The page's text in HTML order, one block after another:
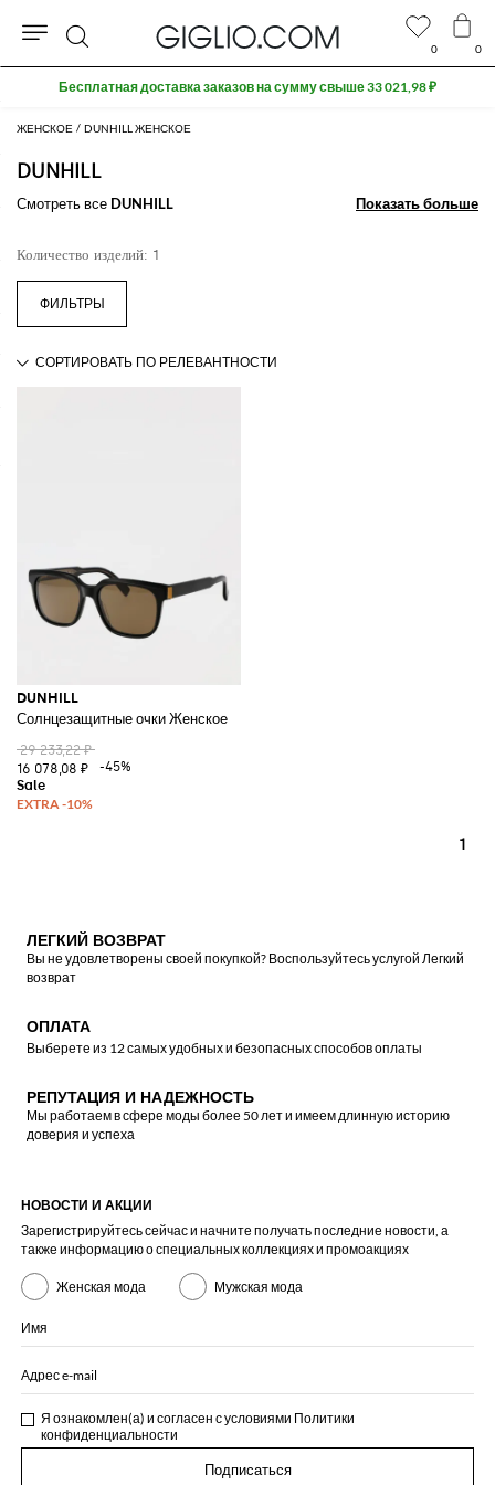
ЖЕНСКОЕ DUNHILL ЖЕНСКОЕ
DUNHILL
Смотреть все DUNHILL Показать больше
Показать больше
Количество изделий: 1
DUNHILL
Солнцезащитные очки Женское
29 233,22 ₽
16 078,08 ₽
-45%
1
0 0
Поиск
Бесплатная доставка заказов на сумму свыше 33 021,98 ₽
ЛЕГКИЙ ВОЗВРАТ
Вы не удовлетворены своей покупкой? Воспользуйтесь услугой Легкий
возврат
ОПЛАТА
Выберете из 12 самых удобных и безопасных способов оплаты
РЕПУТАЦИЯ И НАДЕЖНОСТЬ
Мы работаем в сфере моды более 50 лет и имеем длинную историю
доверия и успеха
НОВОСТИ И АКЦИИ
Зарегистрируйтесь сейчас и начните получать последние новости, а
также информацию о специальных коллекциях и промоакциях
Женская мода Мужская мода
Имя
Адрес e-mail
Я ознакомлен(а) и согласен с условиями Политики
конфиденциальности
Подписаться